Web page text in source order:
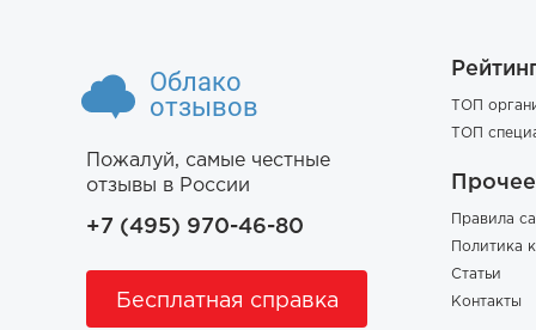
Облако
отзывов
Пожалуй, самые честные
отзывы в России
+7 (495) 970-46-80
Бесплатная справка
ТОП
ТОП
Прочее
Правила
Политика
Статьи
Контакты